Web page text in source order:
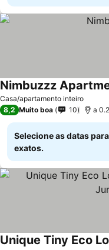
Casa/apartamento inteiro
Nimbuzzz
8,2 Muito boa 10 a
Selecione as datas
exatos.